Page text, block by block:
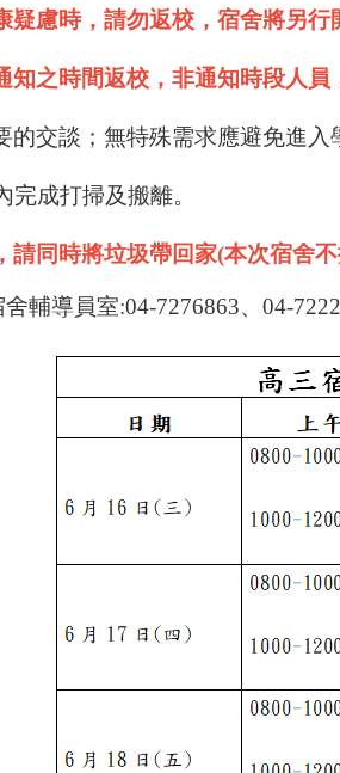
疑慮時，請勿返校，宿舍將另行
知之時間返校，非通知時段人員
的交談；無特殊需求應避免進入
完成打掃及搬離。
請同時將垃圾帶回家(本次宿舍
輔導員室:04-7276863、04-